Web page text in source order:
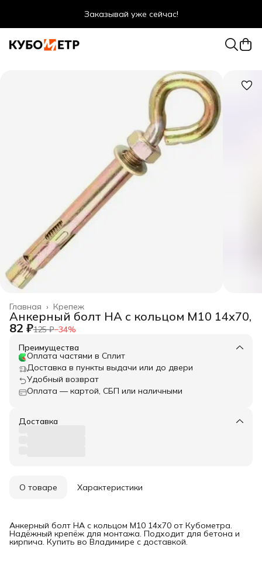
Заказывай уже сейчас!
Оптовые цены даже для физ. лиц
Крепеж
Главная ›
Анкерный болт НА с кольцом М10 14х70,
82 ₽125 ₽−34%
Преимущества
Оплата частями в Сплит
Доставка в пункты выдачи или до двери
Удобный возврат
Оплата — картой, СБП или наличными
Доставка
О товаре Характеристики
Анкерный болт НА с кольцом М10 14х70 от Кубометра.
Надёжный крепёж для монтажа. Подходит для бетона и
кирпича. Купить во Владимире с доставкой.